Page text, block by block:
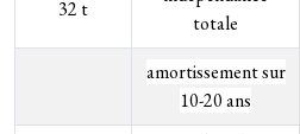
32 t
totale
amortissement sur
10-20 ans